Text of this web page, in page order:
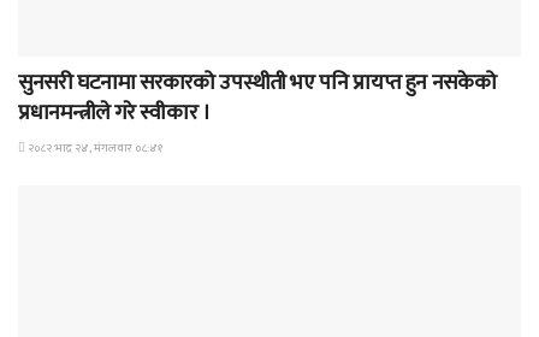
सुनसरी घटनामा सरकारको उपस्थीती भए पनि प्रायप्त हुन नसकेको
प्रधानमन्त्रीले गरे स्वीकार ।
२०८२ भाद्र २४, मंगलवार ०८:४१